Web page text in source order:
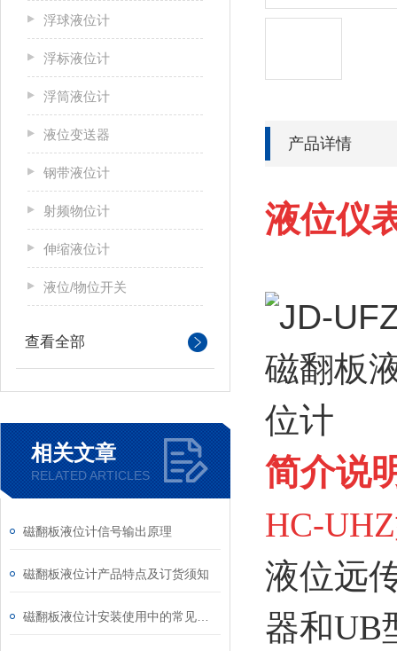
浮球液位计
浮标液位计
浮筒液位计
液位变送器
钢带液位计
射频物位计
伸缩液位计
液位/物位开关
查看全部
相关文章
RELATED ARTICLES
磁翻板液位计信号输出原理
磁翻板液位计产品特点及订货须知
产品详情
液位仪
简介说
HC-
液位远
器和UB